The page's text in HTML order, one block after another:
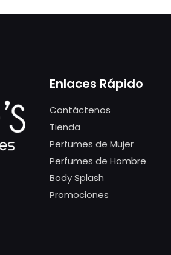
Enlaces Rápido
Contáctenos
Tienda
Perfumes de Mujer
Perfumes de Hombre
Body Splash
Promociones